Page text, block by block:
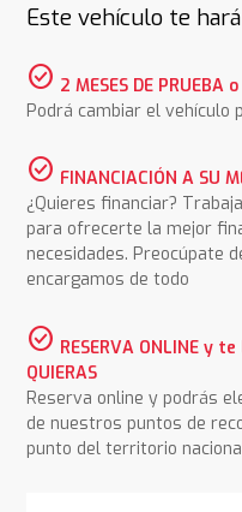
Este vehículo te
check_circle 2 MESES DE PRUEBA
Podrá cambiar el vehículo
check_circle FINANCIACIÓN A SU
¿Quieres financiar?
para ofrecerte la mejor
necesidades. Preocúpate
encargamos de todo
check_circle RESERVA ONLINE y
QUIERAS
Reserva online y podrás
de nuestros puntos de
punto del territorio